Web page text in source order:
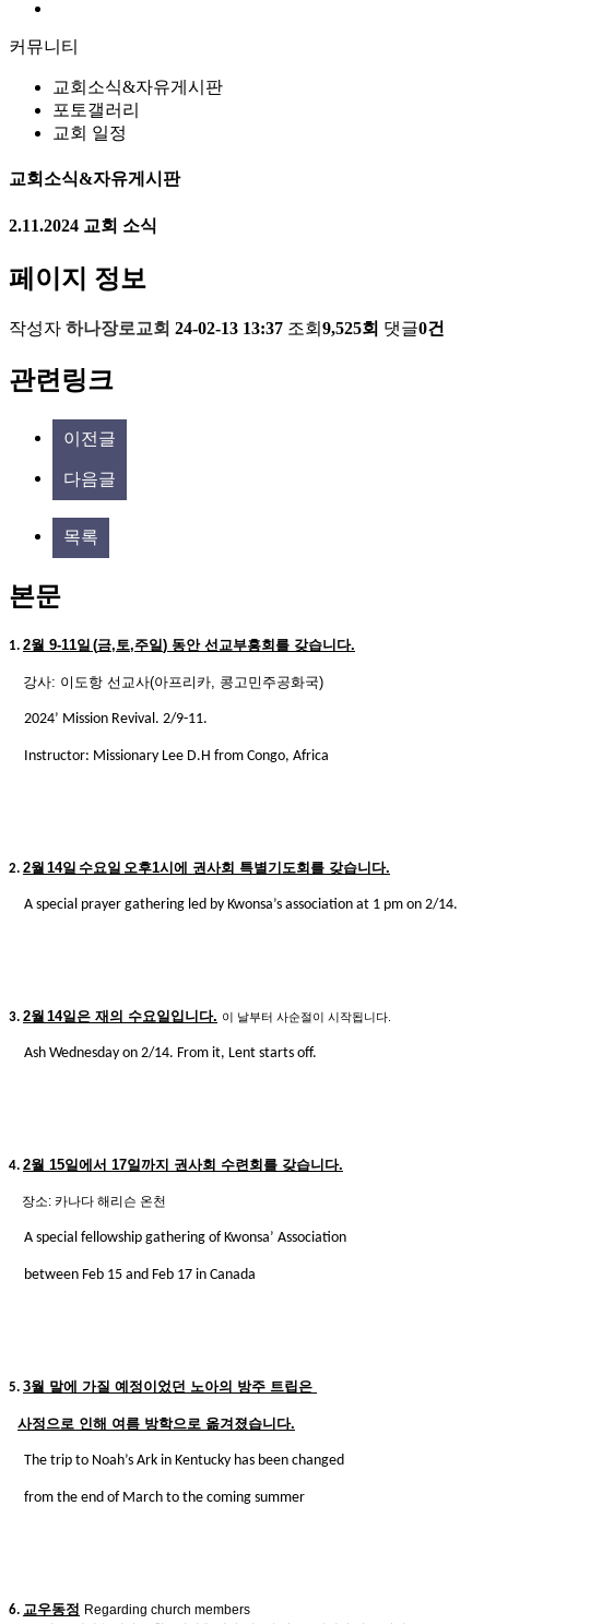
커뮤니티
교회소식&자유게시판
포토갤러리
교회 일정
교회소식&자유게시판
2.11.2024 교회 소식
페이지 정보
작성자 하나장로교회 24-02-13 13:37 조회 9,525회 댓글0건
관련링크
이전글
다음글
목록
본문
1. 2월 9-11일 (금,토,주일) 동안 선교부흥회를 갖습니다.
강사: 이도항 선교사(아프리카, 콩고민주공화국)
2024’ Mission Revival. 2/9-11.
Instructor: Missionary Lee D.H from Congo, Africa
2. 2월 14일 수요일 오후1시에 권사회 특별기도회를 갖습니다.
A special prayer gathering led by Kwonsa’s association at 1 pm on 2/14.
3. 2월 14일은 재의 수요일입니다. 이 날부터 사순절이 시작됩니다
Ash Wednesday on 2/14. From it, Lent starts off.
4. 2월 15일에서 17일까지 권사회 수련회를 갖습니다.
장소: 카나다 해리슨 온천
A special fellowship gathering of Kwonsa’ Association
between Feb 15 and Feb 17 in Canada
5. 3월 말에 가질 예정이었던 노아의 방주 트립은
사정으로 인해 여름 방학으로 옮겨졌습니다.
The trip to Noah’s Ark in Kentucky has been changed
from the end of March to the coming summer
6. 교우동정 Regarding church members